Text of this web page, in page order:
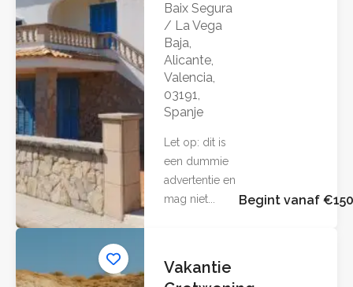
Baix Segura
/ La Vega
Baja,
Alicante,
Valencia,
03191,
Spanje
Let op: dit is
een dummie
advertentie en
mag niet...
Begint vanaf
Vakantie